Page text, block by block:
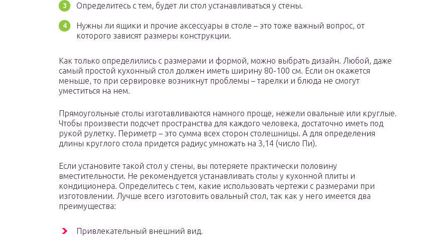
Определитесь с тем, будет ли стол устанавливаться у стены.
Нужны ли ящики и прочие аксессуары в столе – это тоже важный вопрос, от
которого зависят размеры конструкции.
Как только определились с размерами и формой, можно выбрать дизайн. Любой, даже
самый простой кухонный стол должен иметь ширину 80-100 см. Если он окажется
меньше, то при сервировке возникнут проблемы – тарелки и блюда не смогут
уместиться на нем.
Прямоугольные столы изготавливаются намного проще, нежели овальные или круглые.
Чтобы произвести подсчет пространства для каждого человека, достаточно иметь под
рукой рулетку. Периметр – это сумма всех сторон столешницы. А для определения
длины круглого стола придется радиус умножать на 3,14 (число Пи).
Если установите такой стол у стены, вы потеряете практически половину
вместительности. Не рекомендуется устанавливать столы у кухонной плиты и
кондиционера. Определитесь с тем, какие использовать чертежи с размерами при
изготовлении. Лучше всего изготовить овальный стол, так как у него имеется два
преимущества:
Привлекательный внешний вид.